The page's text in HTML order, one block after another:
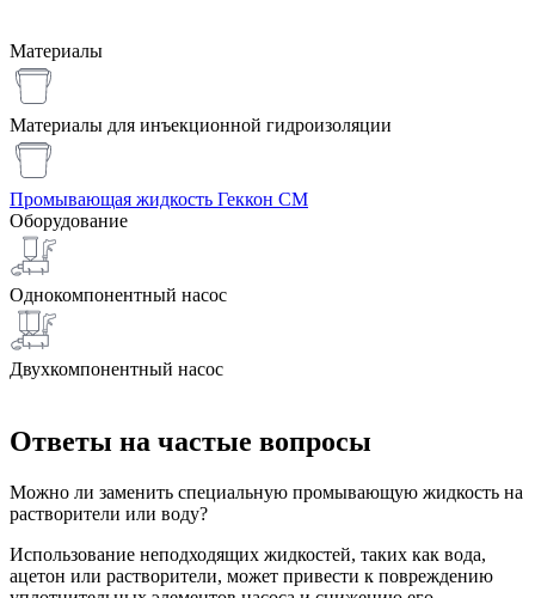
Материалы
Материалы для инъекционной гидроизоляции
Промывающая жидкость Геккон СМ
Оборудование
Однокомпонентный насос
Двухкомпонентный насос
Ответы на частые вопросы
Можно ли заменить специальную промывающую жидкость на
растворители или воду?
Использование неподходящих жидкостей, таких как вода,
ацетон или растворители, может привести к повреждению